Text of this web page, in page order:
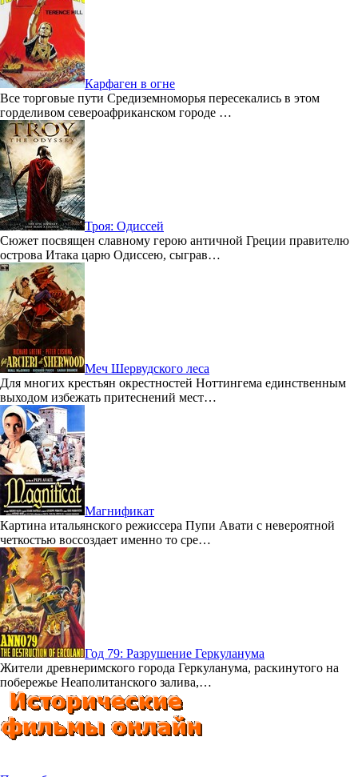
Карфаген в огне
Все торговые пути Средиземноморья пересекались в этом
горделивом североафриканском городе …
Троя: Одиссей
Сюжет посвящен славному герою античной Греции правителю
острова Итака царю Одиссею, сыграв…
Меч Шервудского леса
Для многих крестьян окрестностей Ноттингема единственным
выходом избежать притеснений мест…
Магнификат
Картина итальянского режиссера Пупи Авати с невероятной
четкостью воссоздает именно то сре…
Год 79: Разрушение Геркуланума
Жители древнеримского города Геркуланума, раскинутого на
побережье Неаполитанского залива,…